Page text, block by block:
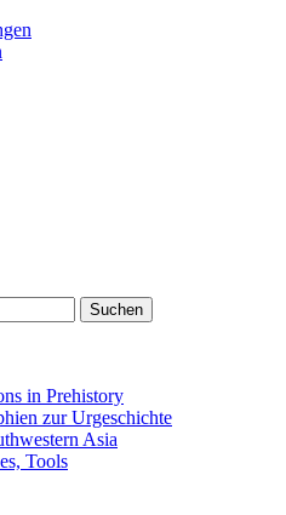
Suchen
in Prehistory
zur Urgeschichte
Asia
Tools